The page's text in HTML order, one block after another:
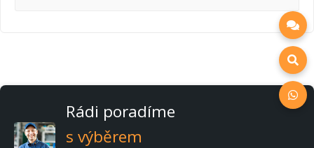
Rádi poradíme
s výběrem